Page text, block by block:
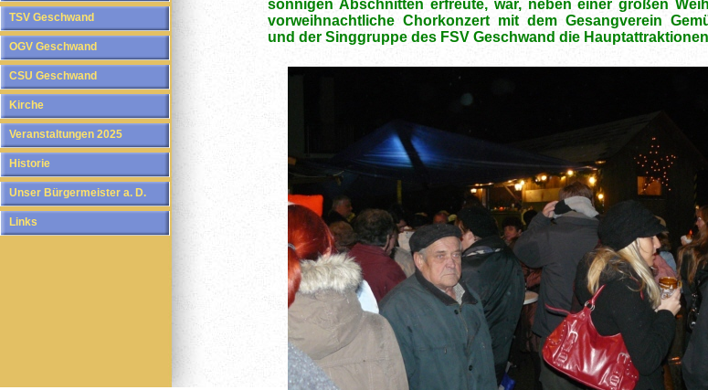
TSV Geschwand
OGV Geschwand
CSU Geschwand
Kirche
Veranstaltungen 2025
Historie
Unser Bürgermeister a. D.
Links
sonnigen Abschnitten erfreute, war, neben einer großen
vorweihnachtliche Chorkonzert mit dem Gesangverein
und der Singgruppe des FSV Geschwand die